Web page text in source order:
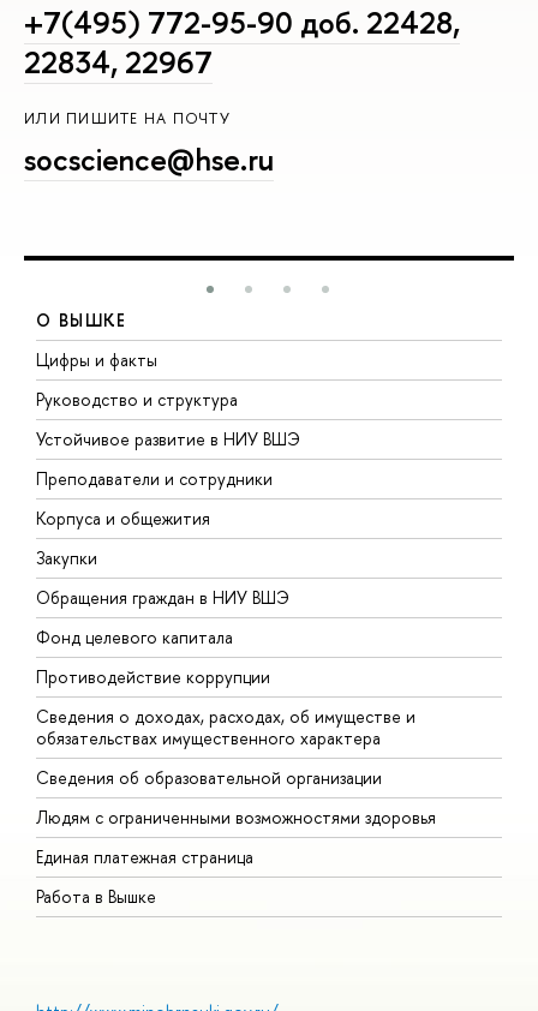
+7(495) 772-95-90 доб. 22428,
22834, 22967
ИЛИ ПИШИТЕ НА ПОЧТУ
socscience@hse.ru
О ВЫШКЕ
Цифры и факты
Руководство и структура
Устойчивое развитие в НИУ ВШЭ
Преподаватели и сотрудники
Корпуса и общежития
Закупки
Обращения граждан в НИУ ВШЭ
Фонд целевого капитала
Противодействие коррупции
Сведения о доходах, расходах, об имуществе и
обязательствах имущественного характера
Сведения об образовательной организации
Людям с ограниченными возможностями здоровья
Единая платежная страница
Работа в Вышке